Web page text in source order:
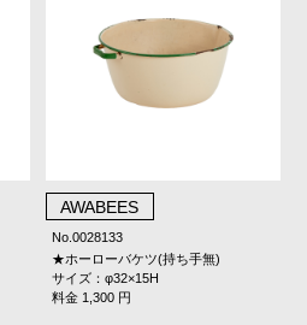
AWABEES
No.0028133
★ホーローバケツ(持ち手無)
サイズ：φ32×15H
料金 1,300 円